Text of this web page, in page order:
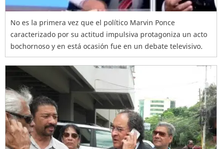
No es la primera vez que el político Marvin Ponce
caracterizado por su actitud impulsiva protagoniza un acto
bochornoso y en está ocasión fue en un debate televisivo.